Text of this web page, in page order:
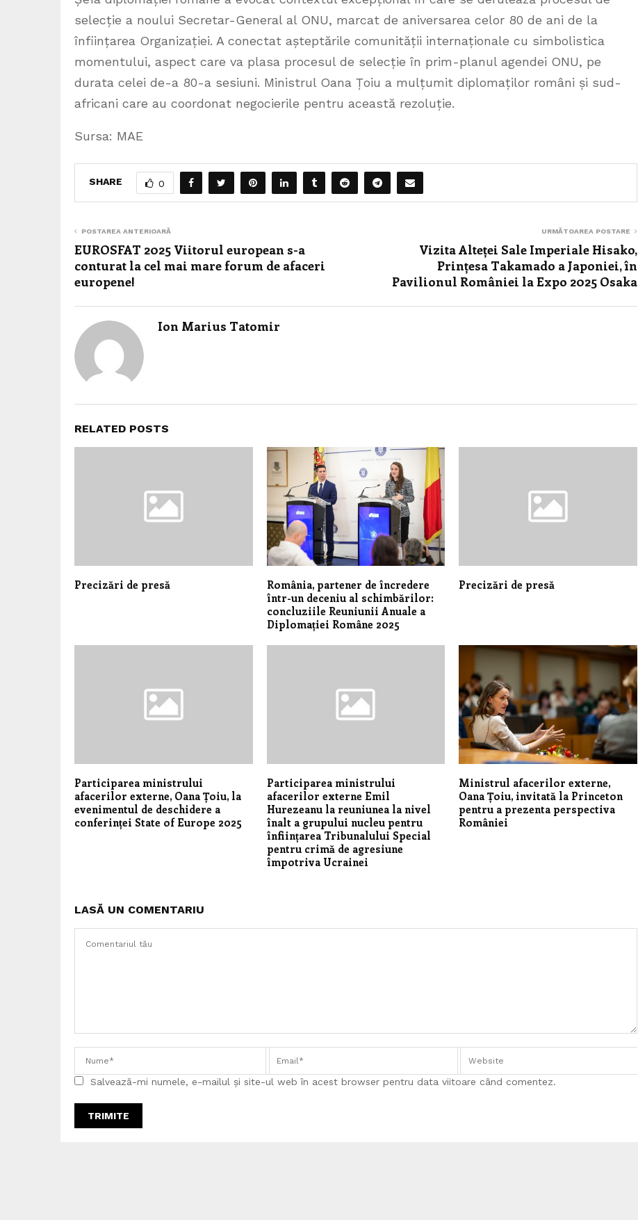
selecție a noului Secretar-General al ONU, marcat de aniversarea celor 80 de ani de la
înființarea Organizației. A conectat așteptările comunității internaționale cu simbolistica
momentului, aspect care va plasa procesul de selecție în prim-planul agendei ONU, pe
durata celei de-a 80-a sesiuni. Ministrul Oana Țoiu a mulțumit diplomaților români și sud-
africani care au coordonat negocierile pentru această rezoluție.
Sursa: MAE
SHARE 0
POSTAREA ANTERIOARĂ
EUROSFAT 2025 Viitorul european s-a
conturat la cel mai mare forum de afaceri
europene!
URMĂTOAREA POSTARE
Vizita Alteței Sale Imperiale Hisako,
Prințesa Takamado a Japoniei, în
Pavilionul României la Expo 2025 Osaka
Ion Marius Tatomir
RELATED POSTS
Precizări de presă
România, partener de încredere
într-un deceniu al schimbărilor:
concluziile Reuniunii Anuale a
Diplomației Române 2025
Precizări de presă
Participarea ministrului
afacerilor externe, Oana Țoiu, la
evenimentul de deschidere a
conferinței State of Europe 2025
Participarea ministrului
afacerilor externe Emil
Hurezeanu la reuniunea la nivel
înalt a grupului nucleu pentru
înființarea Tribunalului Special
pentru crimă de agresiune
împotriva Ucrainei
Ministrul afacerilor externe,
Oana Țoiu, invitată la Princeton
pentru a prezenta perspectiva
României
LASĂ UN COMENTARIU
Salvează-mi numele, e-mailul și site-ul web în acest browser pentru data viitoare când comentez.